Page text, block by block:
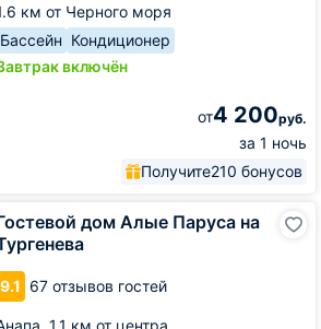
км от Черного моря
Бассейн Кондиционер
включён
от4 200руб.
за 1 ночь
Получите210 бонусов
дом Алые Паруса на
9.1 67 отзывов гостей
1.1 км от центра